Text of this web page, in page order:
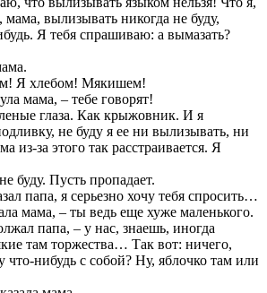
вылизывать никогда не буду,
Я тебя спрашиваю: а вымазать?
Я хлебом! Мякишем!
мама, – тебе говорят!
глаза. Как крыжовник. И я
не буду я ее ни вылизывать, ни
из-за этого так расстраивается. Я
буду. Пусть пропадает.
папа, я серьезно хочу тебя спросить…
мама, – ты ведь еще хуже маленького.
папа, – у нас, знаешь, иногда
там торжества… Так вот: ничего,
что-нибудь с собой? Ну, яблочко там или